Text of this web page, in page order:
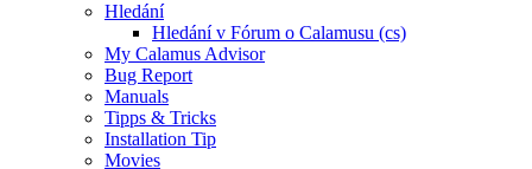
Hledání
Hledání v Fórum o Calamusu (cs)
My Calamus Advisor
Bug Report
Manuals
Tipps & Tricks
Installation Tip
Movies